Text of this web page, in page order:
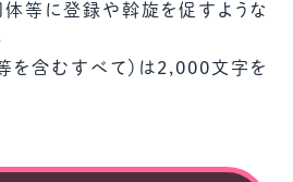
体等に登録や斡旋を促すような
を含むすべて）は2,000文字を